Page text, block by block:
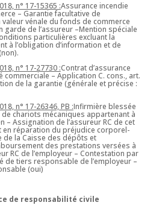
n° 17-15365 :Assurance incendie
– Garantie facultative de
vénale du fonds de commerce
garde de l’assureur –Mention spéciale
particulières excluant la
à l’obligation d’information et de
n° 17-27730 :Contrat d’assurance
commerciale – Application C. cons., art.
de la garantie (générale et précise :
n° 17-26346, PB :Infirmière blessée
chariots mécaniques appartenant à
– Assignation de l’assureur RC de cet
en réparation du préjudice corporel-
la Caisse des dépôts et
des prestations versées à
RC de l’employeur – Contestation par
de tiers responsable de l’employeur –
(oui)
de responsabilité civile